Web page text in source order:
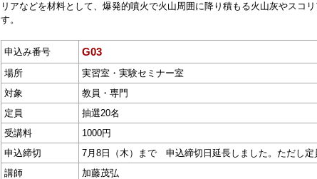
リアなどを材料として、爆発的噴火で火山周囲に降り積もる火山灰やスコ
す。
申込み番号 G03
場所
実習室・実験セミナー室
対象
教員・専門
定員
抽選20名
受講料
1000円
申込締切
7月8日（木）まで 申込締切日延長しました。ただし定
講師
加藤茂弘